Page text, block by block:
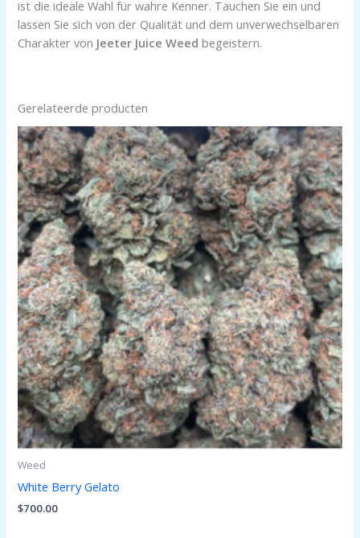
ist die ideale Wahl für wahre Kenner. Tauchen Sie ein und
lassen Sie sich von der Qualität und dem unverwechselbaren
Charakter von Jeeter Juice Weed begeistern.
Gerelateerde producten
Weed
White Berry Gelato
$700.00